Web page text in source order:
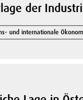
der
und internationale